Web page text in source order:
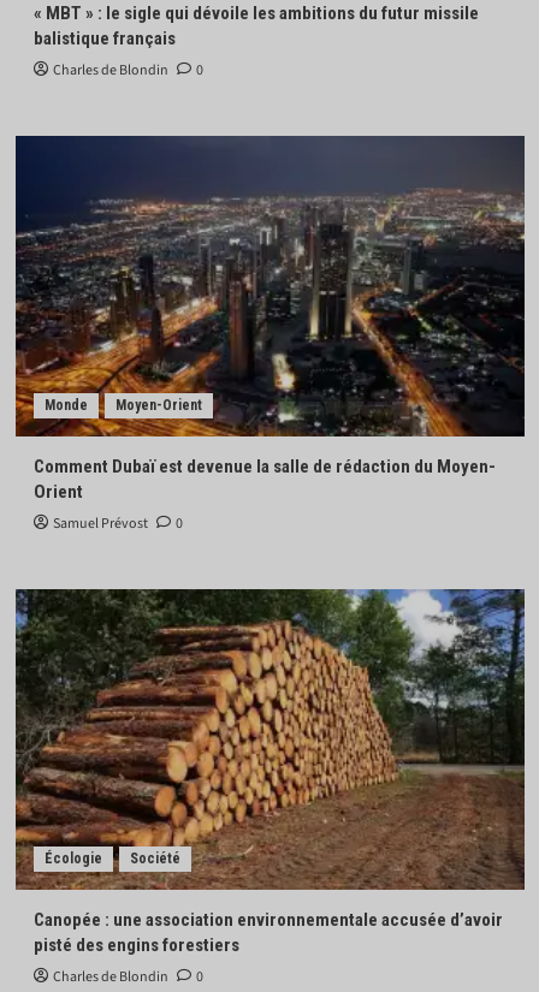
« MBT » : le sigle qui dévoile les ambitions du futur missile
balistique français
Charles de Blondin 0
Monde Moyen-Orient
Comment Dubaï est devenue la salle de rédaction du Moyen-
Orient
Samuel Prévost 0
Écologie Société
Canopée : une association environnementale accusée d’avoir
pisté des engins forestiers
Charles de Blondin 0